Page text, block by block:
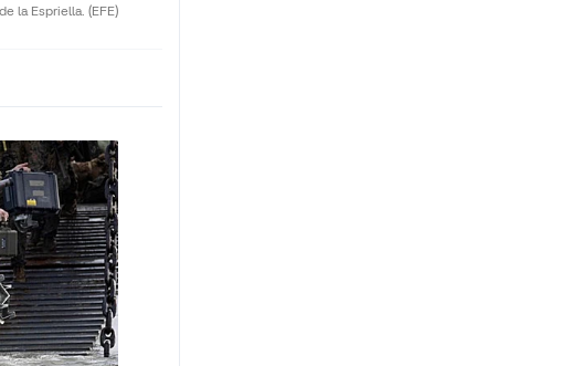
la Espriella. (EFE)